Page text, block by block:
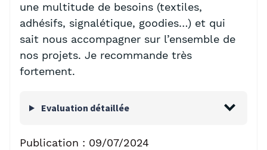
une multitude de besoins (textiles,
adhésifs, signalétique, goodies…) et qui
sait nous accompagner sur l’ensemble de
nos projets. Je recommande très
fortement.
Evaluation détaillée
Publication : 09/07/2024